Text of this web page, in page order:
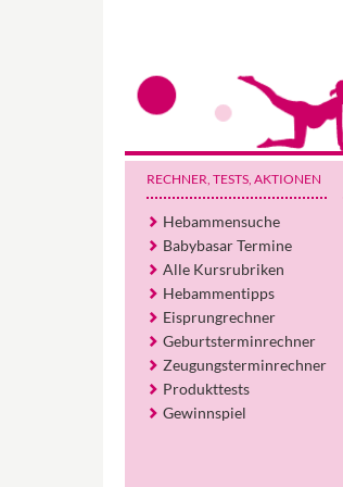
RECHNER, TESTS, AKTIONEN
Hebammensuche
Babybasar Termine
Alle Kursrubriken
Hebammentipps
Eisprungrechner
Geburtsterminrechner
Zeugungsterminrechner
Produkttests
Gewinnspiel